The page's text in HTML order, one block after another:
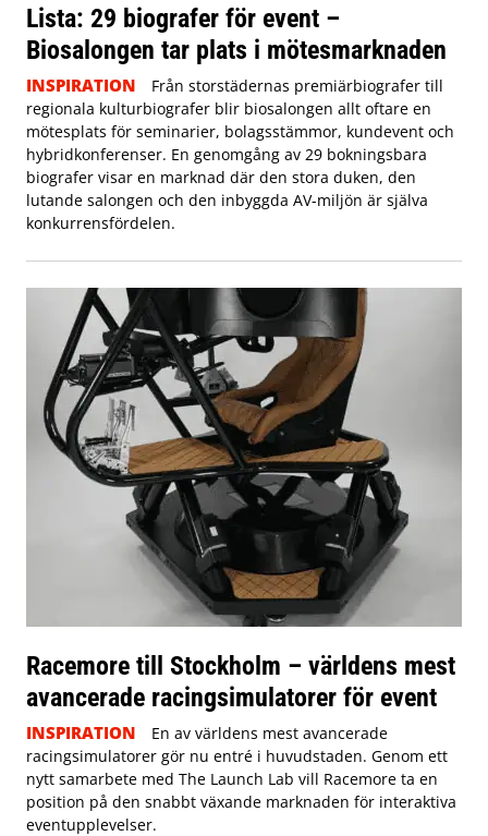
Lista: 29 biografer för event –
Biosalongen tar plats i mötesmarknaden
INSPIRATION
Från storstädernas premiärbiografer till
regionala kulturbiografer blir biosalongen allt oftare en
mötesplats för seminarier, bolagsstämmor, kundevent och
hybridkonferenser. En genomgång av 29 bokningsbara
biografer visar en marknad där den stora duken, den
lutande salongen och den inbyggda AV-miljön är själva
konkurrensfördelen.
Racemore till Stockholm – världens mest
avancerade racingsimulatorer för event
INSPIRATION
En av världens mest avancerade
racingsimulatorer gör nu entré i huvudstaden. Genom ett
nytt samarbete med The Launch Lab vill Racemore ta en
position på den snabbt växande marknaden för interaktiva
eventupplevelser.